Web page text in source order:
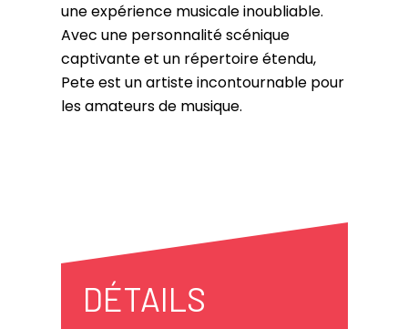
une expérience musicale inoubliable.
Avec une personnalité scénique
captivante et un répertoire étendu,
Pete est un artiste incontournable pour
les amateurs de musique.
DÉTAILS